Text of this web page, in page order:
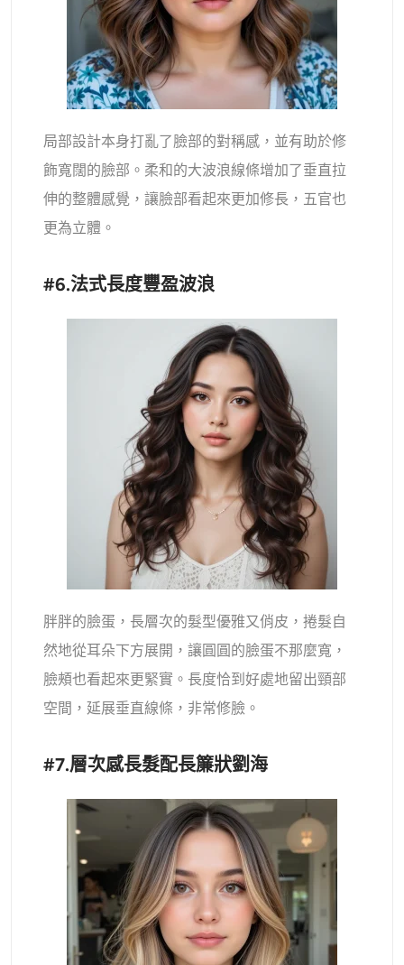
局部設計本身打亂了臉部的對稱感，並有助於修
飾寬闊的臉部。柔和的大波浪線條增加了垂直拉
伸的整體感覺，讓臉部看起來更加修長，五官也
更為立體。
#6.法式長度豐盈波浪
胖胖的臉蛋，長層次的髮型優雅又俏皮，捲髮自
然地從耳朵下方展開，讓圓圓的臉蛋不那麼寬，
臉頰也看起來更緊實。長度恰到好處地留出頸部
空間，延展垂直線條，非常修臉。
#7.層次感長髮配長簾狀劉海